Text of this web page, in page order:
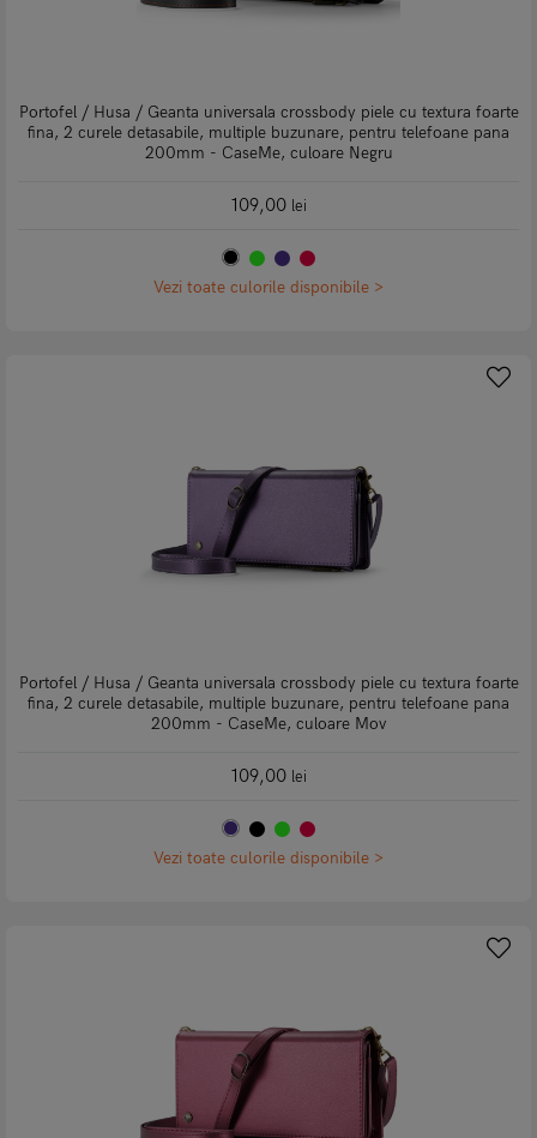
Portofel / Husa / Geanta universala crossbody piele cu textura foarte
fina, 2 curele detasabile, multiple buzunare, pentru telefoane pana
200mm - CaseMe, culoare Negru
109,00lei
Vezi toate culorile disponibile >
Portofel / Husa / Geanta universala crossbody piele cu textura foarte
fina, 2 curele detasabile, multiple buzunare, pentru telefoane pana
200mm - CaseMe, culoare Mov
109,00lei
Vezi toate culorile disponibile >